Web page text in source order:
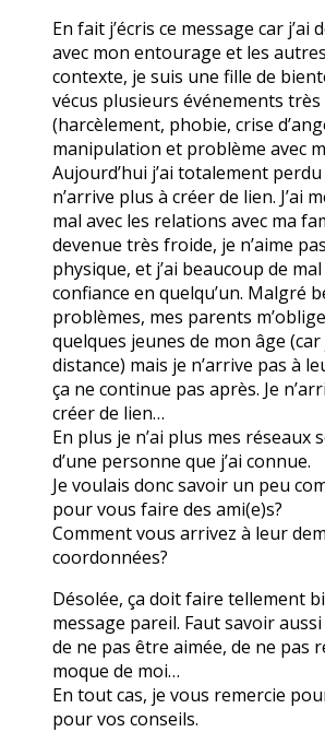
En fait j’écris ce message car
avec mon entourage et les
contexte, je suis une fille de
vécus plusieurs événements
(harcèlement, phobie, crise
manipulation et problème avec
Aujourd’hui j’ai totalement
n’arrive plus à créer de lien. J’ai
mal avec les relations avec ma
devenue très froide, je n’aime
physique, et j’ai beaucoup de
confiance en quelqu’un. Malgré
problèmes, mes parents
quelques jeunes de mon âge (car
distance) mais je n’arrive pas à
ça ne continue pas après. Je
créer de lien…
En plus je n’ai plus mes réseaux
d’une personne que j’ai connue.
Je voulais donc savoir un peu
pour vous faire des ami(e)s?
Comment vous arrivez à leur
coordonnées?
Désolée, ça doit faire tellement
message pareil. Faut savoir
de ne pas être aimée, de ne pas
moque de moi…
En tout cas, je vous remercie
pour vos conseils.